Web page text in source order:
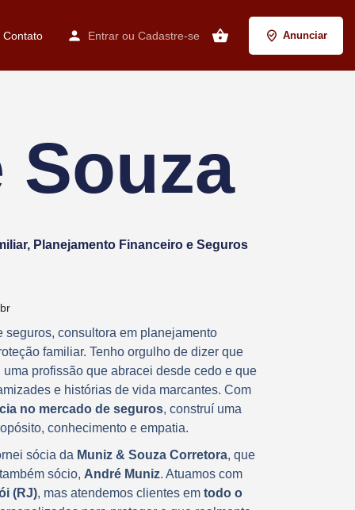
Contato Entrar ou Cadastre-se Anunciar
Souza
Planejamento Financeiro e Seguros
seguros, consultora em planejamento
familiar. Tenho orgulho de dizer que
uma profissão que abracei desde cedo e que
e histórias de vida marcantes. Com
no mercado de seguros, construí uma
conhecimento e empatia.
sócia da Muniz & Souza Corretora, que
sócio, André Muniz. Atuamos com
(RJ), mas atendemos clientes em todo o